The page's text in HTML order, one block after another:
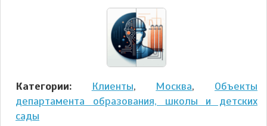
Категории: Клиенты, Москва, Объекты
департамента образования, школы и детских
сады